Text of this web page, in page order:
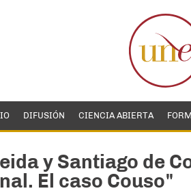
DIFUSIÓN CIENCIA ABIERTA
y Santiago de
El caso Couso"